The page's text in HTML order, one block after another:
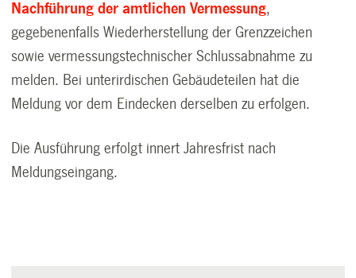
Nachführung der amtlichen Vermessung,
gegebenenfalls Wiederherstellung der Grenz­zeichen
sowie vermessungstechnischer Schlussabnahme zu
melden. Bei unterirdischen Gebäudeteilen hat die
Meldung vor dem Eindecken derselben zu er­folgen.
Die Ausführung erfolgt innert Jahresfrist nach
Meldungseingang.